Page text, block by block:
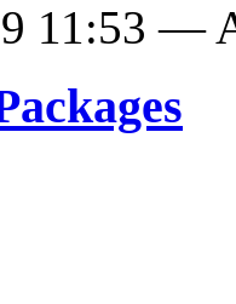
11:53 —